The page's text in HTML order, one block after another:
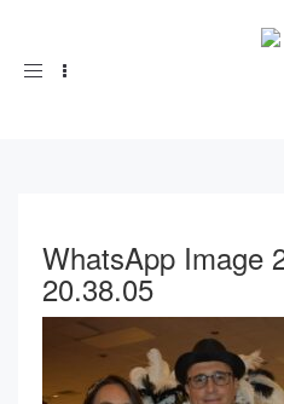
Toggle
WhatsApp Image
20.38.05